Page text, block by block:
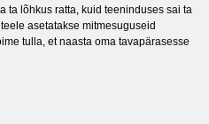
ta lõhkus ratta, kuid teeninduses sai ta
asetatakse mitmesuguseid
tulla, et naasta oma tavapärasesse